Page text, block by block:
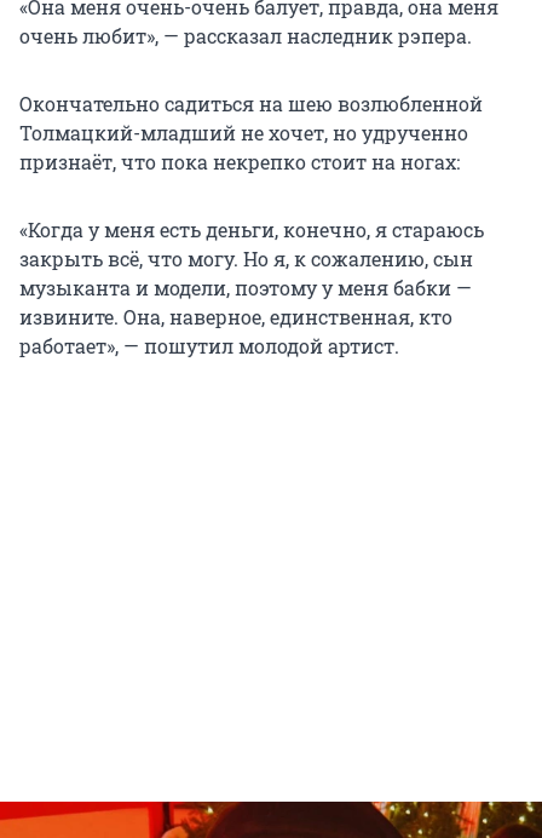
«Она меня очень-очень балует, правда, она меня
очень любит», — рассказал наследник рэпера.
Окончательно садиться на шею возлюбленной
Толмацкий-младший не хочет, но удрученно
признаёт, что пока некрепко стоит на ногах:
«Когда у меня есть деньги, конечно, я стараюсь
закрыть всё, что могу. Но я, к сожалению, сын
музыканта и модели, поэтому у меня бабки —
извините. Она, наверное, единственная, кто
работает», — пошутил молодой артист.